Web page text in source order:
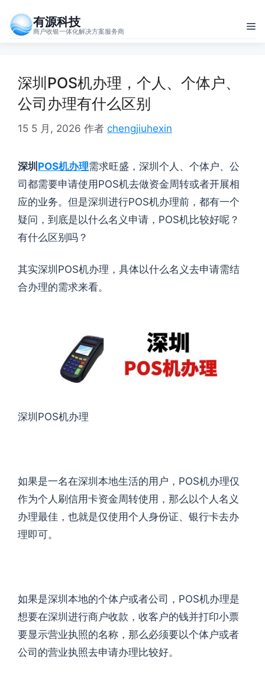
有源科技
商户收银一体化解决方案服务商 菜
深圳POS机办理，个人、个体户、
公司办理有什么区别
15 5 月, 2026 作者 chengjiuhexin
深圳 POS机办理需求旺盛，深圳个人、个体户、公
司都需要申请使用POS机去做资金周转或者开展相
应的业务。但是深圳进行POS机办理前，都有一个
疑问，到底是以什么名义申请，POS机比较好呢？
有什么区别吗？
其实深圳POS机办理，具体以什么名义去申请需结
合办理的需求来看。
深圳POS机办理
如果是一名在深圳本地生活的用户，POS机办理仅
作为个人刷信用卡资金周转使用，那么以个人名义
办理最佳，也就是仅使用个人身份证、银行卡去办
理即可。
如果是深圳本地的个体户或者公司，POS机办理是
想要在深圳进行商户收款，收客户的钱并打印小票
要显示营业执照的名称，那么必须要以个体户或者
公司的营业执照去申请办理比较好。